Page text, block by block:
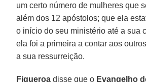
um certo número de mulheres que
além dos 12 apóstolos; que ela
o início do seu ministério até a sua
ela foi a primeira a contar aos
a sua ressurreição.
Figueroa disse que o Evangelho